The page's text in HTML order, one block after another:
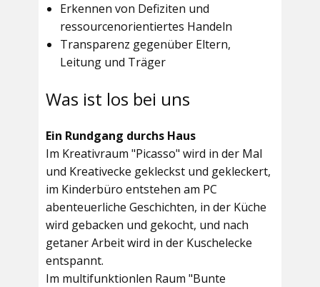
Erkennen von Defiziten und
ressourcenorientiertes Handeln
Transparenz gegenüber Eltern,
Leitung und Träger
Was ist los bei uns
Ein Rundgang durchs Haus
Im Kreativraum "Picasso" wird in der Mal
und Kreativecke gekleckst und gekleckert,
im Kinderbüro entstehen am PC
abenteuerliche Geschichten, in der Küche
wird gebacken und gekocht, und nach
getaner Arbeit wird in der Kuschelecke
entspannt.
Im multifunktionlen Raum "Bunte